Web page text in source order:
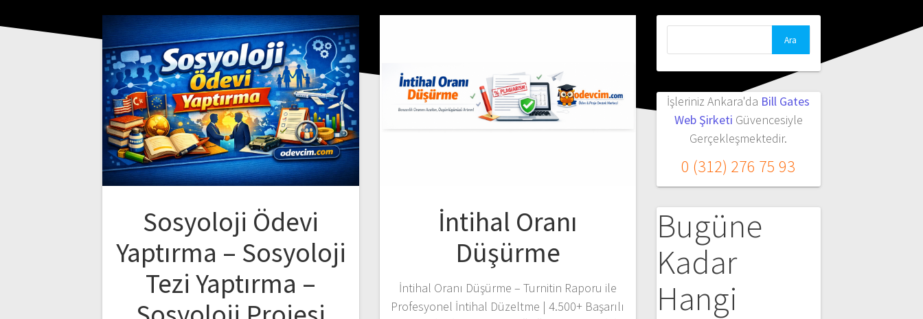
Sosyoloji Ödevi
Yaptırma – Sosyoloji
Tezi Yaptırma –
İntihal Oranı
Düşürme
İntihal Oranı Düşürme – Turnitin Raporu ile
Profesyonel İntihal Düzeltme | 4.500+ Başarılı
İşleriniz Ankara'da Bill Gates
Web Şirketi Güvencesiyle
Gerçekleşmektedir.
0 (312) 276 75 93
Bugüne
Kadar
Hangi